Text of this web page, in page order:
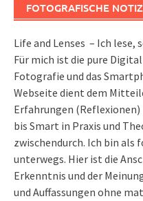
FOTOGRAFISCHE
Life and Lenses – Ich
Für mich ist die pure
Fotografie und das
Webseite dient dem
Erfahrungen
bis Smart in Praxis und
zwischendurch. Ich bin
unterwegs. Hier ist die
Erkenntnis und der
und Auffassungen ohne